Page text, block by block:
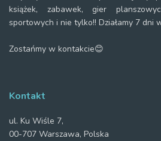
książek, zabawek, gier
sportowych i nie tylko!! Działamy 7 dni
Zostańmy w kontakcie😊
Kontakt
ul. Ku Wiśle 7,
00-707 Warszawa, Polska